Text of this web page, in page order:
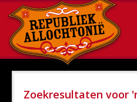
Zoekresultaten voor